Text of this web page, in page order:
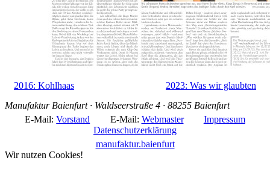
2016: Kohlhaas
2023: Was wir glaubten
Manufaktur Baienfurt · Waldseerstraße 4 · 88255 Baienfurt
E-Mail:Vorstand E-Mail: Webmaster
Impressum
Datenschutzerklärung
manufaktur.baienfurt
Wir nutzen Cookies!